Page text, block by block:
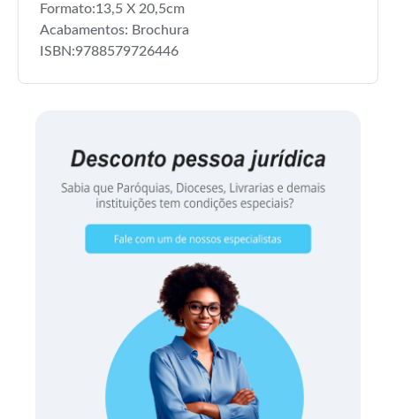
Formato:13,5 X 20,5cm
Acabamentos: Brochura
ISBN:9788579726446